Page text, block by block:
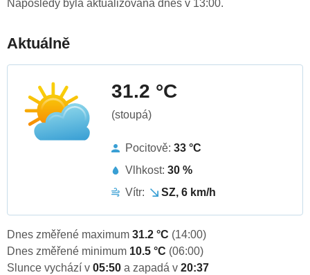
Naposledy byla aktualizována dnes v 13:00.
Aktuálně
31.2 °C
(stoupá)
Pocitově: 33 °C
Vlhkost: 30 %
Vítr:
SZ, 6 km/h
Dnes změřené maximum 31.2 °C (14:00)
Dnes změřené minimum 10.5 °C (06:00)
Slunce vychází v 05:50 a zapadá v 20:37